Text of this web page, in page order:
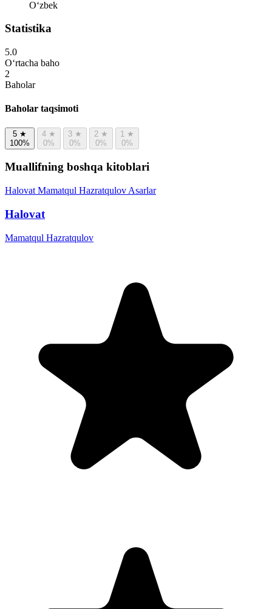
Oʻzbek
Statistika
5.0
O‘rtacha baho
2
Baholar
Baholar taqsimoti
5 ★
100%
4 ★
0%
3 ★
0%
2 ★
0%
1 ★
0%
Muallifning boshqa kitoblari
Halovat Mamatqul Hazratqulov Asarlar
Halovat
Mamatqul Hazratqulov